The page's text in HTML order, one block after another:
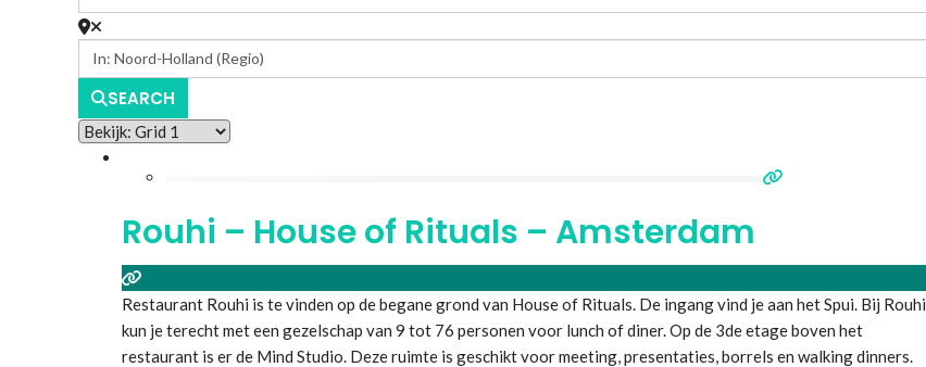
SEARCH
Rouhi – House of Rituals – Amsterdam
Restaurant Rouhi is te vinden op de begane grond van House of Rituals. De ingang vind je aan het Spui. Bij Rouhi
kun je terecht met een gezelschap van 9 tot 76 personen voor lunch of diner. Op de 3de etage boven het
restaurant is er de Mind Studio. Deze ruimte is geschikt voor meeting, presentaties, borrels en walking dinners.